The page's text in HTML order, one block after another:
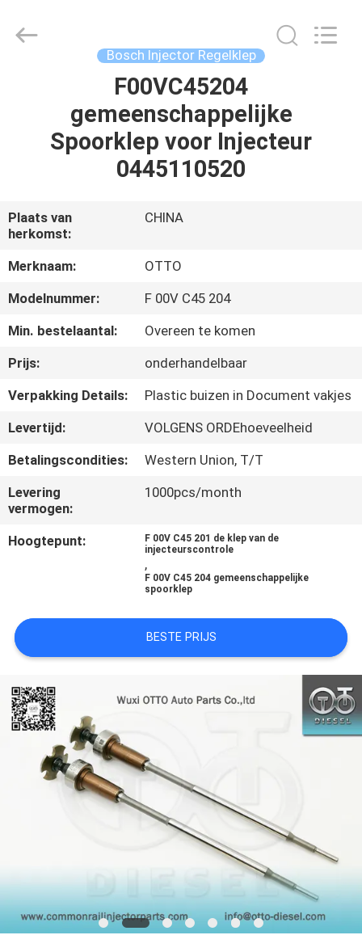
PRODUCTEN
ONS
FABRIEKSTOUR
KWALITEITSCONTROLE
NEEM
CONTACT
MET
ONS
OP
NIEUWS
SITEMAP
PRIVACY
POLICY
AUTO
PARTS
Bosch Injector Regelklep
F00VC45204
gemeenschappelijke
Spoorklep voor Injecteur
0445110520
Plaats van
herkomst:
CHINA
Merknaam:
OTTO
Modelnummer:
F 00V C45 204
Min. bestelaantal:
Overeen te komen
Prijs:
onderhandelbaar
Verpakking Details:
Plastic buizen in Document vakjes
Levertijd:
VOLGENS ORDEhoeveelheid
Betalingscondities:
Western Union, T/T
Levering
vermogen:
1000pcs/month
Hoogtepunt:
F 00V C45 201 de klep van de
injecteurscontrole
,
F 00V C45 204 gemeenschappelijke
spoorklep
BESTE PRIJS